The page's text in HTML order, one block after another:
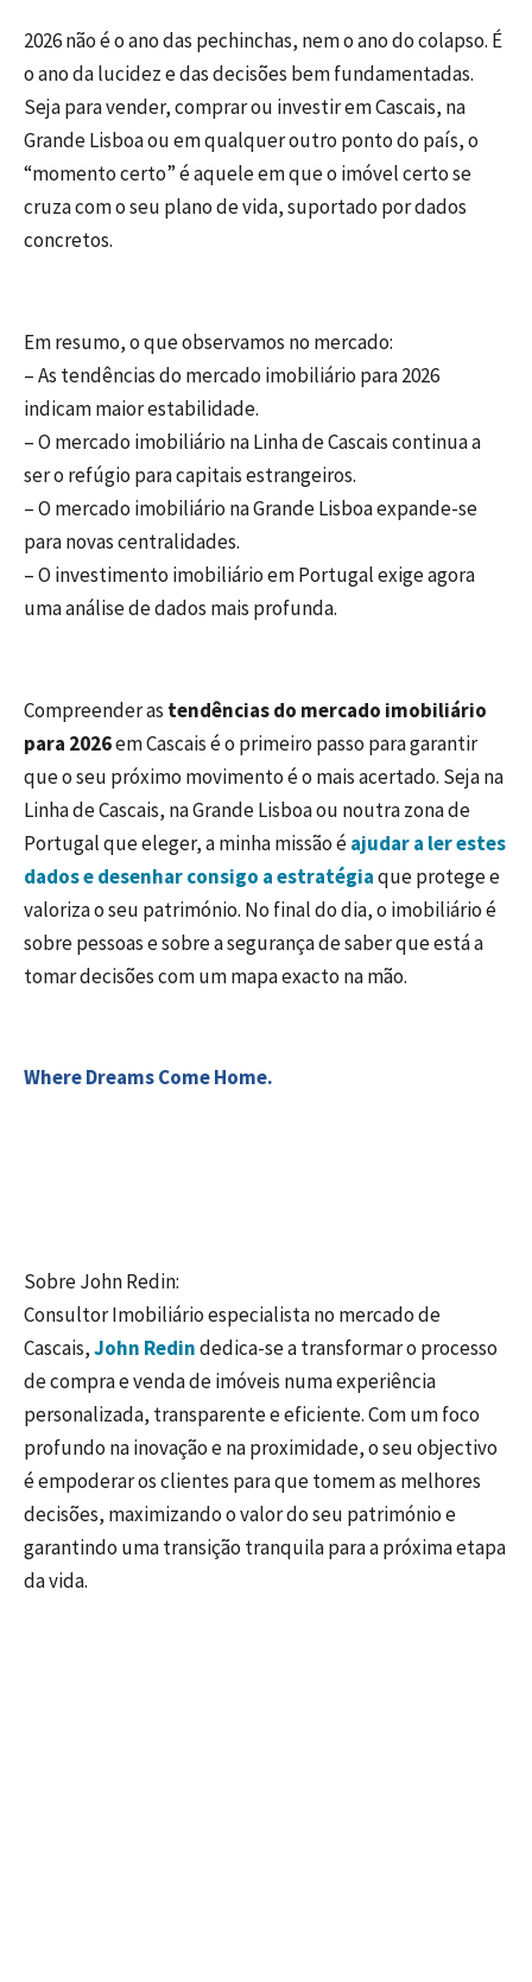
2026 não é o ano das pechinchas, nem o ano do colapso. É
o ano da lucidez e das decisões bem fundamentadas.
Seja para vender, comprar ou investir em Cascais, na
Grande Lisboa ou em qualquer outro ponto do país, o
“momento certo” é aquele em que o imóvel certo se
cruza com o seu plano de vida, suportado por dados
concretos.
Em resumo, o que observamos no mercado:
– As tendências do mercado imobiliário para 2026
indicam maior estabilidade.
– O mercado imobiliário na Linha de Cascais continua a
ser o refúgio para capitais estrangeiros.
– O mercado imobiliário na Grande Lisboa expande-se
para novas centralidades.
– O investimento imobiliário em Portugal exige agora
uma análise de dados mais profunda.
Compreender as tendências do mercado imobiliário
para 2026em Cascais é o primeiro passo para garantir
que o seu próximo movimento é o mais acertado. Seja na
Linha de Cascais, na Grande Lisboa ou noutra zona de
Portugal que eleger, a minha missão éajudar a ler estes
dados e desenhar consigo a estratégiaque protege e
valoriza o seu património. No final do dia, o imobiliário é
sobre pessoas e sobre a segurança de saber que está a
tomar decisões com um mapa exacto na mão.
Where Dreams Come Home.
Sobre John Redin:
Consultor Imobiliário especialista no mercado de
Cascais,John Redindedica-se a transformar o processo
de compra e venda de imóveis numa experiência
personalizada, transparente e eficiente. Com um foco
profundo na inovação e na proximidade, o seu objectivo
é empoderar os clientes para que tomem as melhores
decisões, maximizando o valor do seu património e
garantindo uma transição tranquila para a próxima etapa
da vida.